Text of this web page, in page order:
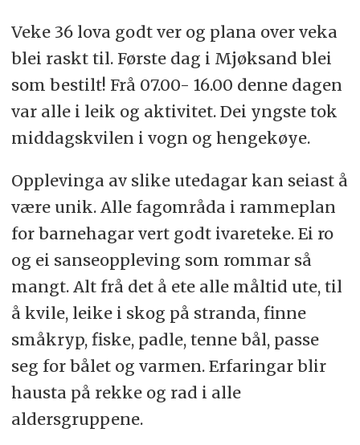
Veke 36 lova godt ver og plana over veka
blei raskt til. Første dag i Mjøksand blei
som bestilt! Frå 07.00- 16.00 denne dagen
var alle i leik og aktivitet. Dei yngste tok
middagskvilen i vogn og hengekøye.
Opplevinga av slike utedagar kan seiast å
være unik. Alle fagområda i rammeplan
for barnehagar vert godt ivareteke. Ei ro
og ei sanseoppleving som rommar så
mangt. Alt frå det å ete alle måltid ute, til
å kvile, leike i skog på stranda, finne
småkryp, fiske, padle, tenne bål, passe
seg for bålet og varmen. Erfaringar blir
hausta på rekke og rad i alle
aldersgruppene.